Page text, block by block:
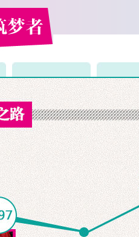
设计师：王玉涛 设计师